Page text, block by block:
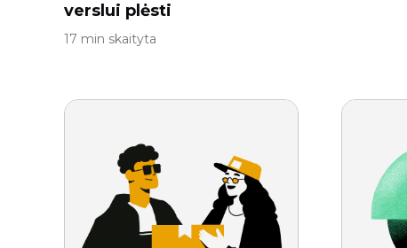
verslui plėsti
17 min skaityta